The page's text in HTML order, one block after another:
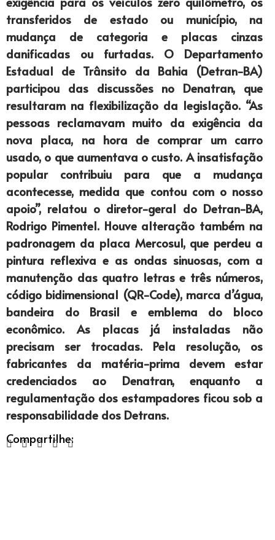
transferidos de estado ou município, na
mudança de categoria e placas cinzas
danificadas ou furtadas. O Departamento
Estadual de Trânsito da Bahia (Detran-BA)
participou das discussões no Denatran, que
resultaram na flexibilização da legislação. “As
pessoas reclamavam muito da exigência da
nova placa, na hora de comprar um carro
usado, o que aumentava o custo. A insatisfação
popular contribuiu para que a mudança
acontecesse, medida que contou com o nosso
apoio”, relatou o diretor-geral do Detran-BA,
Rodrigo Pimentel. Houve alteração também na
padronagem da placa Mercosul, que perdeu a
pintura reflexiva e as ondas sinuosas, com a
manutenção das quatro letras e três números,
código bidimensional (QR-Code), marca d’água,
bandeira do Brasil e emblema do bloco
econômico. As placas já instaladas não
precisam ser trocadas. Pela resolução, os
fabricantes da matéria-prima devem estar
credenciados ao Denatran, enquanto a
regulamentação dos estampadores ficou sob a
responsabilidade dos Detrans.
Compartilhe: